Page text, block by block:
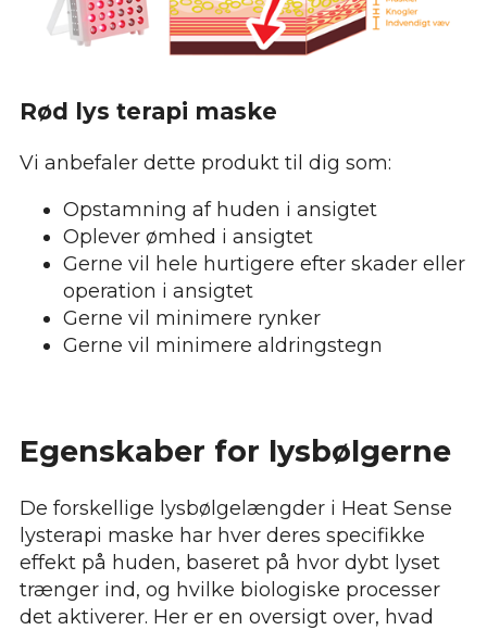
Rød lys terapi maske
Vi anbefaler dette produkt til dig som:
Opstamning af huden i ansigtet
Oplever ømhed i ansigtet
Gerne vil hele hurtigere efter skader eller
operation i ansigtet
Gerne vil minimere rynker
Gerne vil minimere aldringstegn
Egenskaber for lysbølgerne
De forskellige lysbølgelængder i Heat Sense
lysterapi maske har hver deres specifikke
effekt på huden, baseret på hvor dybt lyset
trænger ind, og hvilke biologiske processer
det aktiverer. Her er en oversigt over, hvad